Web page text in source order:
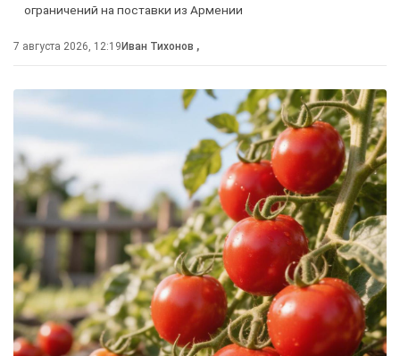
ограничений на поставки из Армении
7 августа 2026, 12:19Иван Тихонов ,